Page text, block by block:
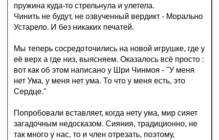
пружина куда-то стрельнула и улетела.
Чинить не будут, не озвученный вердикт - Морально
Устарело. И без никаких печатей.
Мы теперь сосредоточились на новой игрушке, где у
её верх а где низ, выясняем. Оказалось всё просто :
вот как об этом написано у Шри Чинмоя - "У меня
нет Ума, у меня нет ума. То что у меня есть, это
Сердце."
Попробовали вставляет, когда нету ума, мир сияет
загадочным недосказом. Сияния, традиционно, не
так много у нас, то и член отрезать, поэтому,